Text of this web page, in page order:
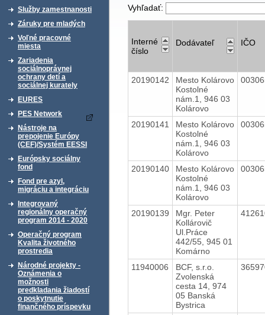
Služby zamestnanosti
Záruky pre mladých
Voľné pracovné
miesta
Zariadenia
sociálnoprávnej
ochrany detí a
sociálnej kurately
EURES
PES Network
Nástroje na
prepojenie Európy
(CEF)/Systém EESSI
Európsky sociálny
fond
Fond pre azyl,
migráciu a integráciu
Integrovaný
regionálny operačný
program 2014 - 2020
Operačný program
Kvalita životného
prostredia
Národné projekty -
Oznámenia o
možnosti
predkladania žiadostí
o poskytnutie
finančného príspevku
Vyhľadať:
Interné
číslo
Dodávateľ IČO
20190142
Mesto Kolárovo
Kostolné
nám.1, 946 03
Kolárovo
20190141
Mesto Kolárovo
Kostolné
nám.1, 946 03
Kolárovo
20190140
Mesto Kolárovo
Kostolné
nám.1, 946 03
Kolárovo
20190139
Mgr. Peter
Kollárovič
Ul.Práce
442/55, 945 01
Komárno
11940006
BCF, s.r.o.
Zvolenská
cesta 14, 974
05 Banská
Bystrica